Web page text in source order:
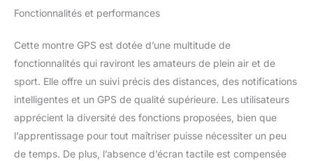
Fonctionnalités et performances
Cette montre GPS est dotée d’une multitude de
fonctionnalités qui raviront les amateurs de plein air et de
sport. Elle offre un suivi précis des distances, des notifications
intelligentes et un GPS de qualité supérieure. Les utilisateurs
apprécient la diversité des fonctions proposées, bien que
l’apprentissage pour tout maîtriser puisse nécessiter un peu
de temps. De plus, l’absence d’écran tactile est compensée